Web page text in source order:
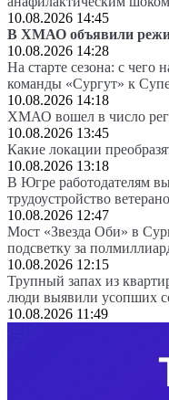
10.08.2026 14:45
В ХМАО объявили
10.08.2026 14:28
На старте сезона: с чего
команды «Сургут» к
10.08.2026 14:18
ХМАО вошел в число
10.08.2026 13:45
Какие локации
10.08.2026 13:18
В Югре работодателям
трудоустройство
10.08.2026 12:47
Мост «Звезда Оби» в
подсветку за
10.08.2026 12:15
Трупный запах из
люди выявили усопших
10.08.2026 11:49